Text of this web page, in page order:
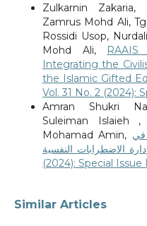
Zulkarnin
Zamrus Mohd Ali,
Rossidi Usop,
Mohd Ali,
Integrating the
the Islamic Gifted
Vol. 31 No. 2 (2024):
Amran Shukri
Suleiman Islaieh
Mohamad Amin, في
(2024): Special Issue
Similar Articles